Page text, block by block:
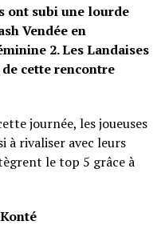
ont subi une lourde
Vendée en
2. Les Landaises
cette rencontre
journée, les joueuses
à rivaliser avec leurs
le top 5 grâce à